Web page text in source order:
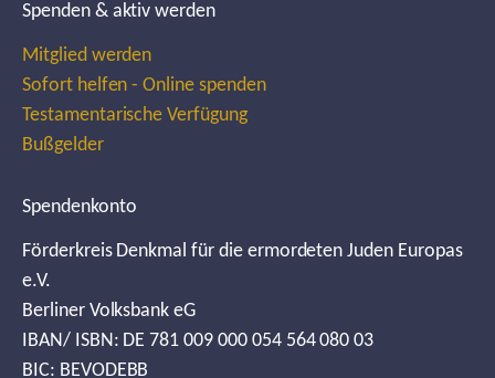
Spenden & aktiv werden
Mitglied werden
Sofort helfen - Online spenden
Testamentarische Verfügung
Bußgelder
Spendenkonto
Förderkreis Denkmal für die ermordeten Juden Europas
e.V.
Berliner Volksbank eG
IBAN/ ISBN: DE 781 009 000 054 564 080 03
BIC: BEVODEBB